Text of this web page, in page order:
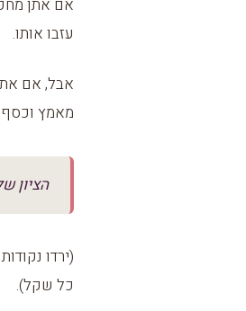
אם אתן
עזבו אותו.
אבל, אם
מאמץ
הציון
(ירדו
כל שקל).